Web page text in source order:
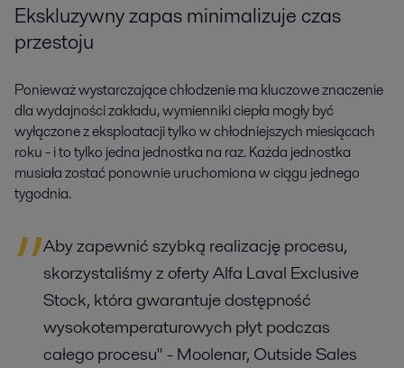
Ekskluzywny zapas minimalizuje czas
przestoju
Ponieważ wystarczające chłodzenie ma kluczowe znaczenie
dla wydajności zakładu, wymienniki ciepła mogły być
wyłączone z eksploatacji tylko w chłodniejszych miesiącach
roku - i to tylko jedna jednostka na raz. Każda jednostka
musiała zostać ponownie uruchomiona w ciągu jednego
tygodnia.
Aby zapewnić szybką realizację procesu,
skorzystaliśmy z oferty Alfa Laval Exclusive
Stock, która gwarantuje dostępność
wysokotemperaturowych płyt podczas
całego procesu" - Moolenar, Outside Sales